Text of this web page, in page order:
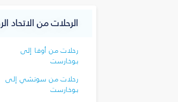
الرحلات من الاتحاد
رحلات من أوفا إلى
بوخارست
رحلات من سوتشي إلى
بوخارست